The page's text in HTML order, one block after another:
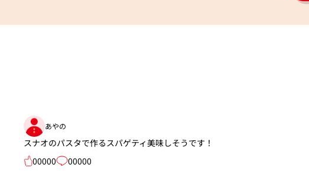
あやの
スナオのパスタで作るスパゲティ美味しそうです！
00000
00000